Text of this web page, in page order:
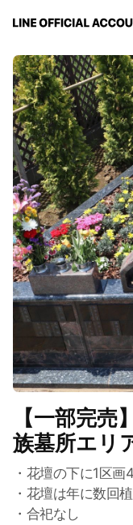
【一部完売
族墓所エリ
・花壇の下に1区画
・花壇は年に数回
・合祀なし